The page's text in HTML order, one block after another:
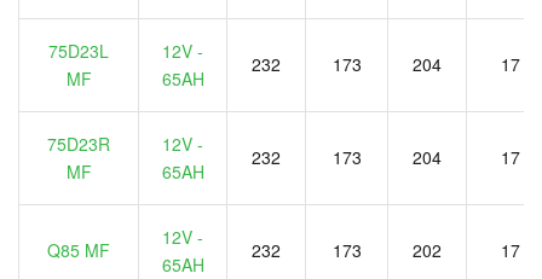
75D23L
MF
12V -
65AH
232 173 204 17
75D23R
MF
12V -
65AH
232 173 204 17
Q85 MF
12V -
65AH
232 173 202 17